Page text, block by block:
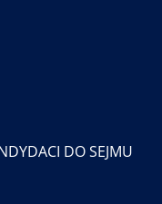
DO SEJMU